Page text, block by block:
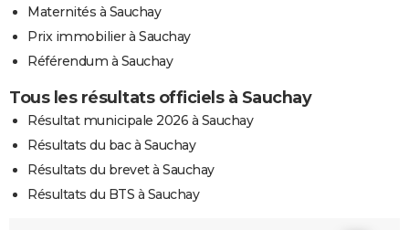
Maternités à Sauchay
Prix immobilier à Sauchay
Référendum à Sauchay
Tous les résultats officiels à Sauchay
Résultat municipale 2026 à Sauchay
Résultats du bac à Sauchay
Résultats du brevet à Sauchay
Résultats du BTS à Sauchay